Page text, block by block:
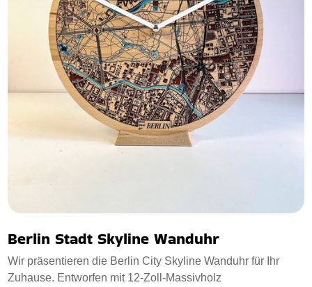
Berlin Stadt Skyline Wanduhr
Wir präsentieren die Berlin City Skyline Wanduhr für Ihr
Zuhause. Entworfen mit 12-Zoll-Massivholz